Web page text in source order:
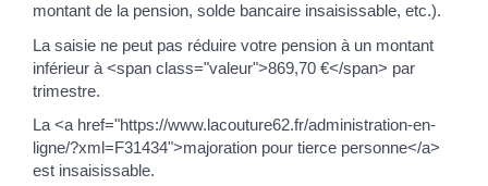
montant de la pension, solde bancaire insaisissable, etc.).
La saisie ne peut pas réduire votre pension à un montant
inférieur à <span class="valeur">869,70 €</span> par
trimestre.
La <a href="https://www.lacouture62.fr/administration-en-
ligne/?xml=F31434">majoration pour tierce personne</a>
est insaisissable.